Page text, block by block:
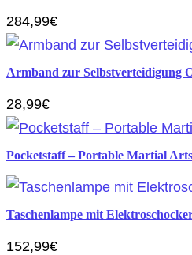
284,99€
Armband zur Selbstverteidigung
28,99€
Pocketstaff – Portable Martial
Taschenlampe mit
152,99€